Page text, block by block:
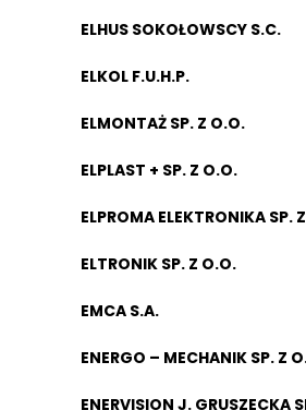
ELHUS SOKOŁOWSCY S.C.
ELKOL F.U.H.P.
ELMONTAŻ SP. Z O.O.
ELPLAST + SP. Z O.O.
ELPROMA ELEKTRONIKA SP.
ELTRONIK SP. Z O.O.
EMCA S.A.
ENERGO – MECHANIK SP. Z
ENERVISION J. GRUSZECKA